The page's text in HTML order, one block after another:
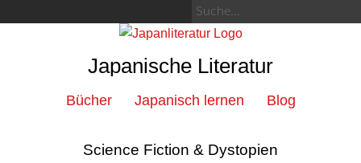
Japanische Literatur
Bücher Japanisch lernen Blog
Science Fiction & Dystopien